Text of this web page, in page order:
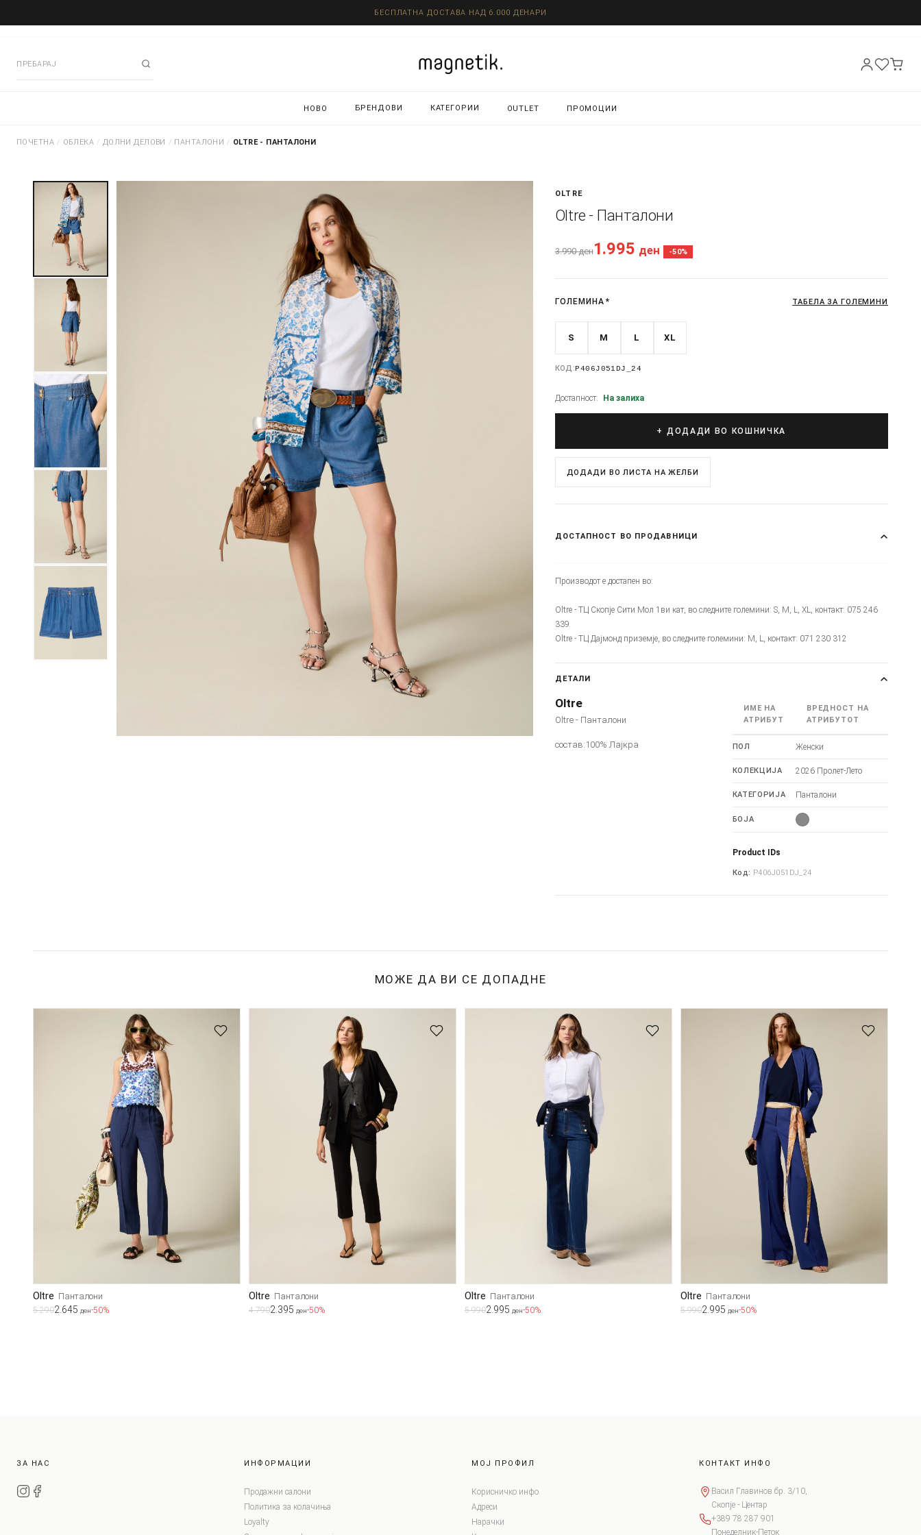
БЕСПЛАТНА ДОСТАВА НАД 6.000 ДЕНАРИ
НОВО БРЕНДОВИ КАТЕГОРИИ OUTLET ПРОМОЦИИ
ПОЧЕТНА / ОБЛЕКА / ДОЛНИ ДЕЛОВИ / ПАНТАЛОНИ / OLTRE - ПАНТАЛОНИ
OLTRE
Oltre - Панталони
3.990ден1.995 ден -50%
ГОЛЕМИНА * ТАБЕЛА ЗА ГОЛЕМИНИ
S M L XL
КОД:P406J051DJ_24
Достапност: На залиха
+ ДОДАДИ ВО КОШНИЧКА
ДОДАДИ ВО ЛИСТА НА ЖЕЛБИ
ДОСТАПНОСТ ВО ПРОДАВНИЦИ
Производот е достапен во:
Oltre - ТЦ Скопје Сити Мол 1ви кат, во следните големини: S, M, L, XL, контакт: 075 246
339
Oltre - ТЦ Дајмонд приземје, во следните големини: M, L, контакт: 071 230 312
ДЕТАЛИ
Oltre
Oltre - Панталони
состав:100% Лајкра
ИМЕ НА
АТРИБУТ
ВРЕДНОСТ НА
АТРИБУТОТ
ПОЛ Женски
КОЛЕКЦИЈА 2026 Пролет-Лето
КАТЕГОРИЈА Панталони
БОЈА
Product IDs
Код: P406J051DJ_24
МОЖЕ ДА ВИ СЕ ДОПАДНЕ
Oltre Панталони
5.2902.645 ден-50%
Oltre Панталони
4.7902.395 ден-50%
Oltre Панталони
5.9902.995 ден-50%
Oltre Панталони
5.9902.995 ден-50%
ЗА НАС ИНФОРМАЦИИ
Продажни салони
Политика за колачиња
Loyalty
МОЈ ПРОФИЛ
Корисничко инфо
Адреси
Нарачки
КОНТАКТ ИНФО
Васил Главинов бр. 3/10,
Скопје - Центар
+389 78 287 901
Понеделник-Петок